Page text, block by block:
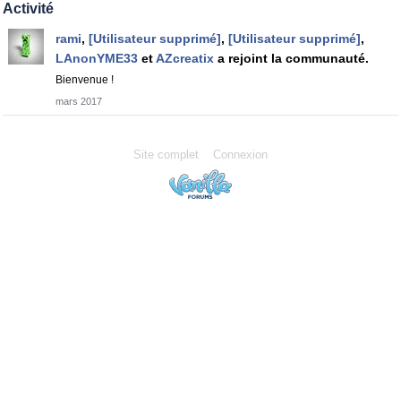
Activité
rami, [Utilisateur supprimé], [Utilisateur supprimé],
LAnonYME33 etAZcreatix a rejoint la communauté.
Bienvenue !
mars 2017
Site complet Connexion